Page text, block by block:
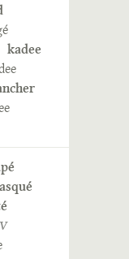
kadee